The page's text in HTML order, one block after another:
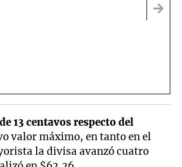
13 centavos respecto del
valor máximo, en tanto en el
la divisa avanzó cuatro